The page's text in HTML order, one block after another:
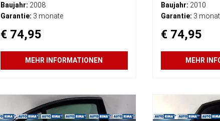
Baujahr: 2008
Garantie: 3 monate
€ 74,95
MEHR INFORMATIONEN
Baujahr: 2010
Garantie: 3
€ 74,95
MEHR